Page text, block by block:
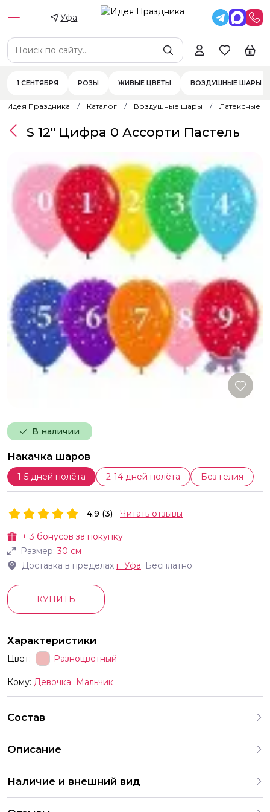
Уфа
1 СЕНТЯБРЯ РОЗЫ ЖИВЫЕ ЦВЕТЫ ВОЗДУШНЫЕ ШАРЫ
Идея Праздника Каталог Воздушные шары Латексные
В наличии
Накачка шаров
1-5 дней полёта 2-14 дней полёта Без гелия
S 12" Цифра 0 Ассорти Пастель
+3 бонусов за покупку
Размер:30 см
Доставка в пределах г. Уфа: Бесплатно
4.9 (3) Читать отзывы
КУПИТЬ
Характеристики
Цвет: Разноцветный
Кому: Девочка Мальчик
Состав
Описание
цвета ассорти цифра на выбор Идеально для
мероприятий тем или иным образом связанное с
конкретным числом выпускной Новый год день рождения
Наличие и внешний вид